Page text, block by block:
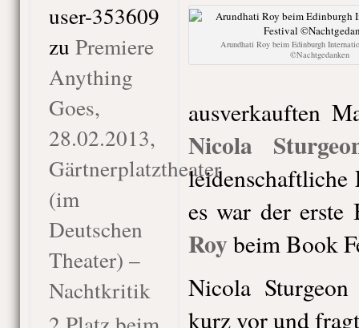
user-353609
zu Premiere
Anything
Goes,
28.02.2013,
Gärtnerplatztheater
(im
Deutschen
Theater) –
Nachtkritik
Arundhati Roy beim Edinburgh
©Nachtgedanken
ausverkauften
Nicola
leidenschaftliche
es war der
Roy beim Book
Nicola
kurz vor und